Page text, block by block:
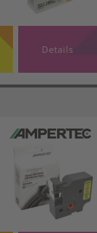
Details